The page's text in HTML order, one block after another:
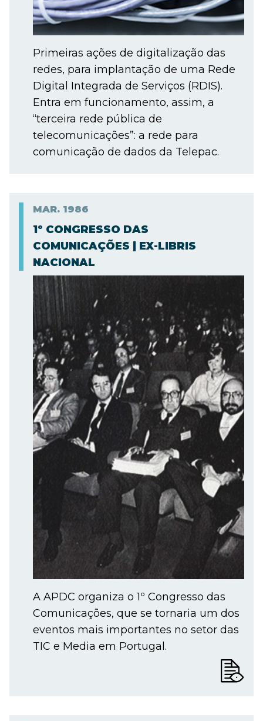
Primeiras ações de digitalização das
redes, para implantação de uma Rede
Digital Integrada de Serviços (RDIS).
Entra em funcionamento, assim, a
“terceira rede pública de
telecomunicações”: a rede para
comunicação de dados da Telepac.
MAR. 1986
1º CONGRESSO DAS
COMUNICAÇÕES | EX-LIBRIS
NACIONAL
A APDC organiza o 1º Congresso das
Comunicações, que se tornaria um dos
eventos mais importantes no setor das
TIC e Media em Portugal.